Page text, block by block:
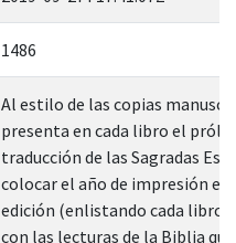
1486
Al estilo de las copias
presenta en cada libro el
traducción de las Sagradas
colocar el año de impresión
edición (enlistando cada libro
con las lecturas de la Biblia